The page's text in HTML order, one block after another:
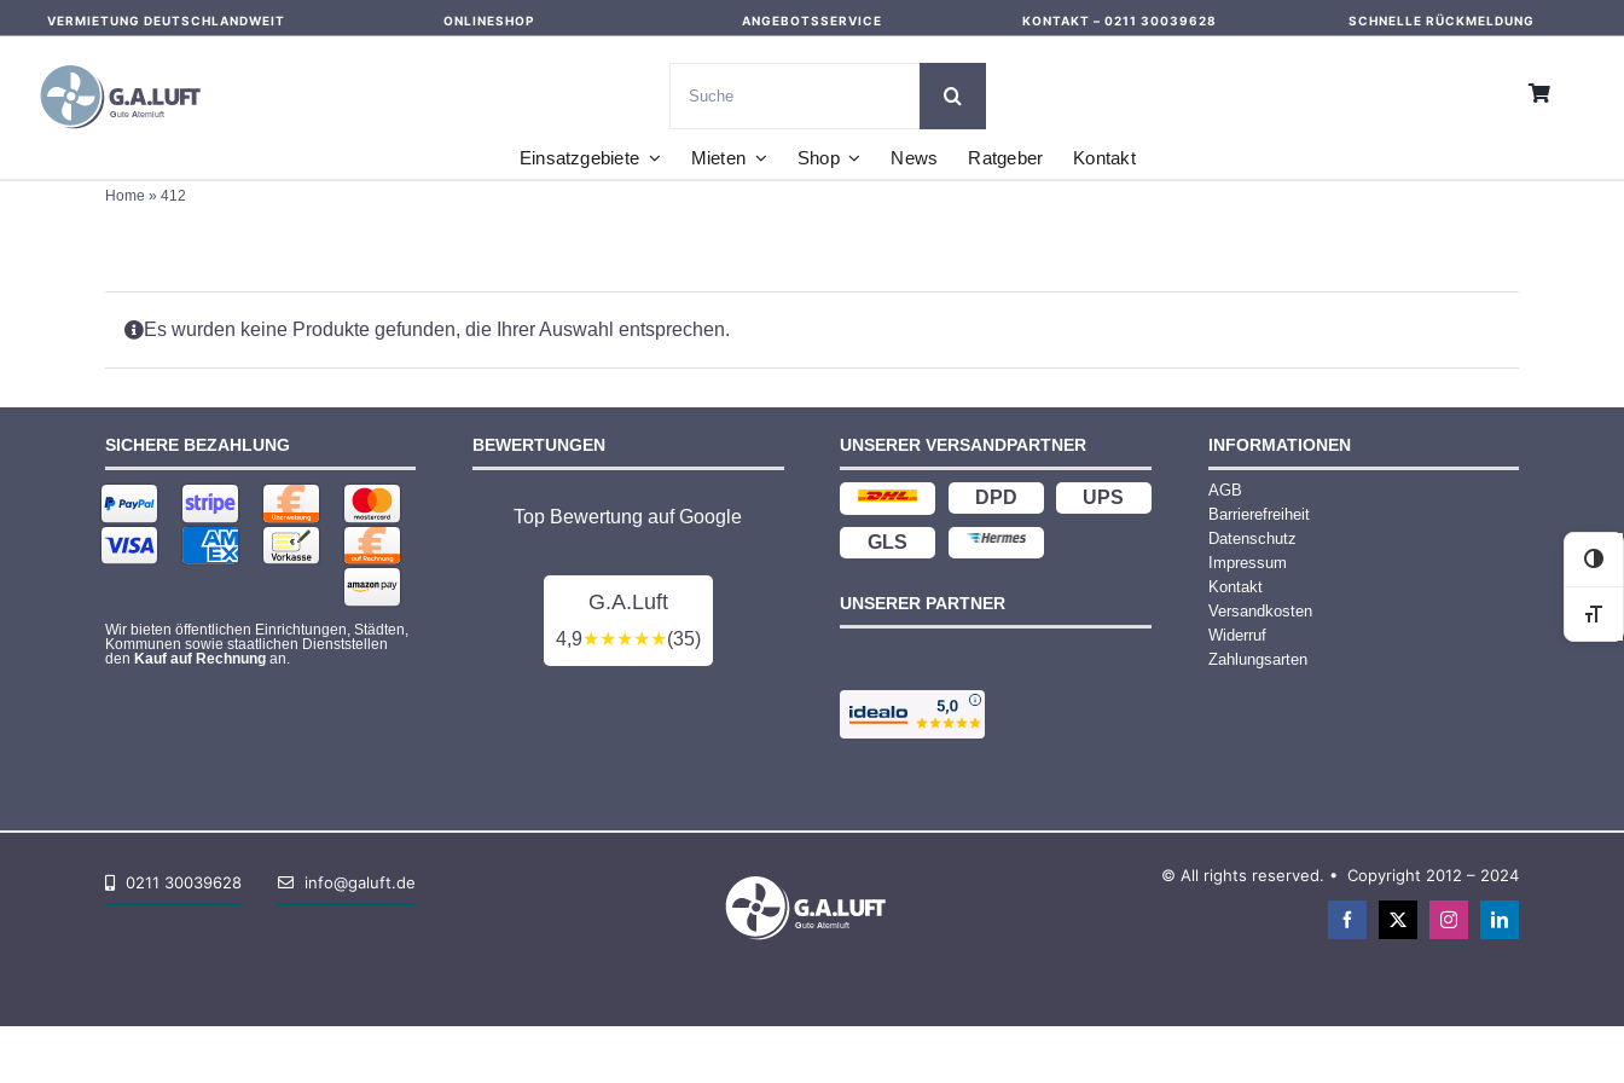
content
VERMIETUNG DEUTSCHLANDWEIT ONLINESHOP ANGEBOTSSERVICE KONTAKT – 0211 30039628 SCHNELLE RÜCKMELDUNG
nach:
Einsatzgebiete Mieten Shop News Ratgeber Kontakt
Home » 412
Es wurden keine Produkte gefunden, die Ihrer Auswahl entsprechen.
SICHERE BEZAHLUNG
Wir bieten öffentlichen Einrichtungen, Städten,
Kommunen sowie staatlichen Dienststellen
den Kauf auf Rechnungan.
BEWERTUNGEN
Top Bewertung auf Google
G.A.Luft
4,9★★★★★(35)
UNSERER VERSANDPARTNER
DPD UPS
GLS
UNSERER PARTNER
INFORMATIONEN
AGB
Barrierefreiheit
Datenschutz
Impressum
Kontakt
Versandkosten
Widerruf
Zahlungsarten
0211 30039628 info@galuft.de © All rights reserved. • Copyright 2012 – 2024